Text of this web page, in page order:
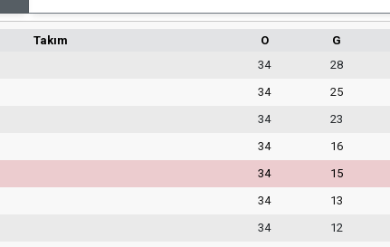
Takım O G
34 28
34 25
34 23
34 16
34 15
34 13
34 12